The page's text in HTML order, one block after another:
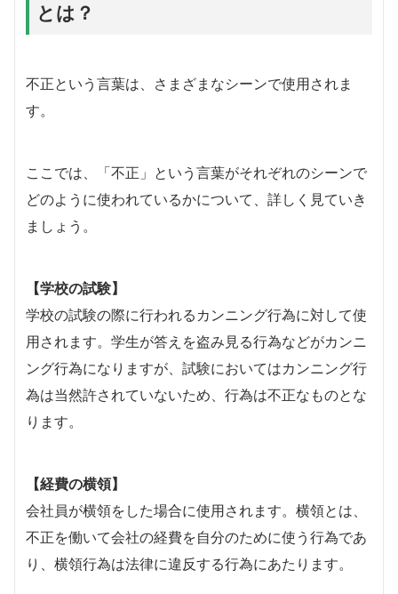
とは？
不正という言葉は、さまざまなシーンで使用されま
す。
ここでは、「不正」という言葉がそれぞれのシーンで
どのように使われているかについて、詳しく見ていき
ましょう。
【学校の試験】
学校の試験の際に行われるカンニング行為に対して使
用されます。学生が答えを盗み見る行為などがカンニ
ング行為になりますが、試験においてはカンニング行
為は当然許されていないため、行為は不正なものとな
ります。
【経費の横領】
会社員が横領をした場合に使用されます。横領とは、
不正を働いて会社の経費を自分のために使う行為であ
り、横領行為は法律に違反する行為にあたります。